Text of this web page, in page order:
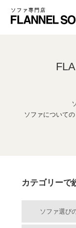
ソファ専門店
ソファについて
カテゴリーで
ソファ選び